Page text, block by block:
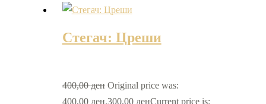
Стегач: Цреши
400,00ден Original price was:
400,00 ден.300,00 денCurrent price is: